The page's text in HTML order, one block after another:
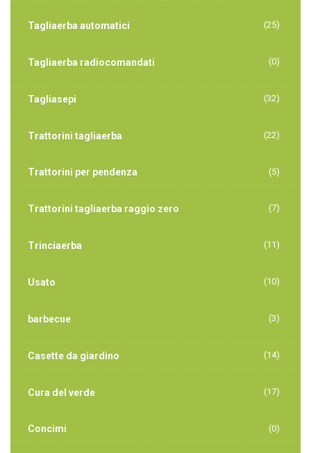
Tagliaerba automatici (25)
Tagliaerba radiocomandati (0)
Tagliasepi (32)
Trattorini tagliaerba (22)
Trattorini per pendenza (5)
Trattorini tagliaerba raggio zero (7)
Trinciaerba (11)
Usato (10)
barbecue (3)
Casette da giardino (14)
Cura del verde (17)
Concimi (0)